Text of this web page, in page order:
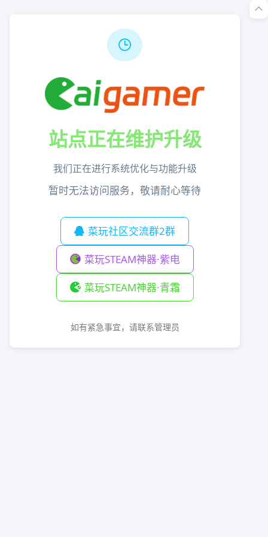
站点正在维护升级
我们正在进行系统优化与功能升级
暂时无法访问服务，敬请耐心等待
菜玩社区交流群2群
菜玩STEAM神器·紫电
菜玩STEAM神器·青霜
如有紧急事宜，请联系管理员